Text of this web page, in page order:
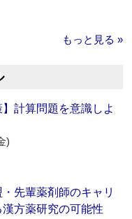
もっと見る »
】計算問題を意識しよ
)
・先輩薬剤師のキャリ
漢方薬研究の可能性